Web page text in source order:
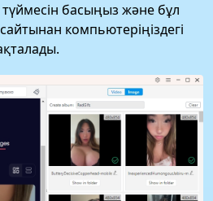
басыңыз және бұл
компьютеріңіздегі